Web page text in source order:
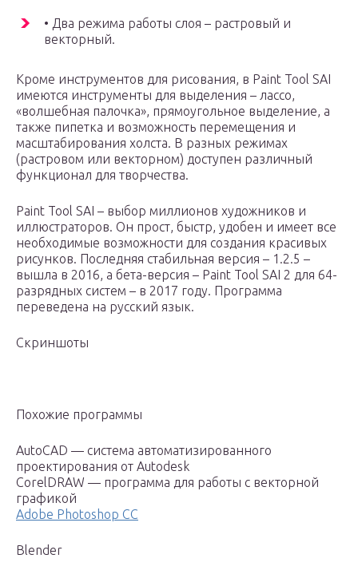
• Два режима работы слоя – растровый и
векторный.
Кроме инструментов для рисования, в Paint Tool SAI
имеются инструменты для выделения – лассо,
«волшебная палочка», прямоугольное выделение, а
также пипетка и возможность перемещения и
масштабирования холста. В разных режимах
(растровом или векторном) доступен различный
функционал для творчества.
Paint Tool SAI – выбор миллионов художников и
иллюстраторов. Он прост, быстр, удобен и имеет все
необходимые возможности для создания красивых
рисунков. Последняя стабильная версия – 1.2.5 –
вышла в 2016, а бета-версия – Paint Tool SAI 2 для 64-
разрядных систем – в 2017 году. Программа
переведена на русский язык.
Скриншоты
Похожие программы
AutoCAD — система автоматизированного
проектирования от Autodesk
CorelDRAW — программа для работы с векторной
графикой
Adobe Photoshop CC
Blender